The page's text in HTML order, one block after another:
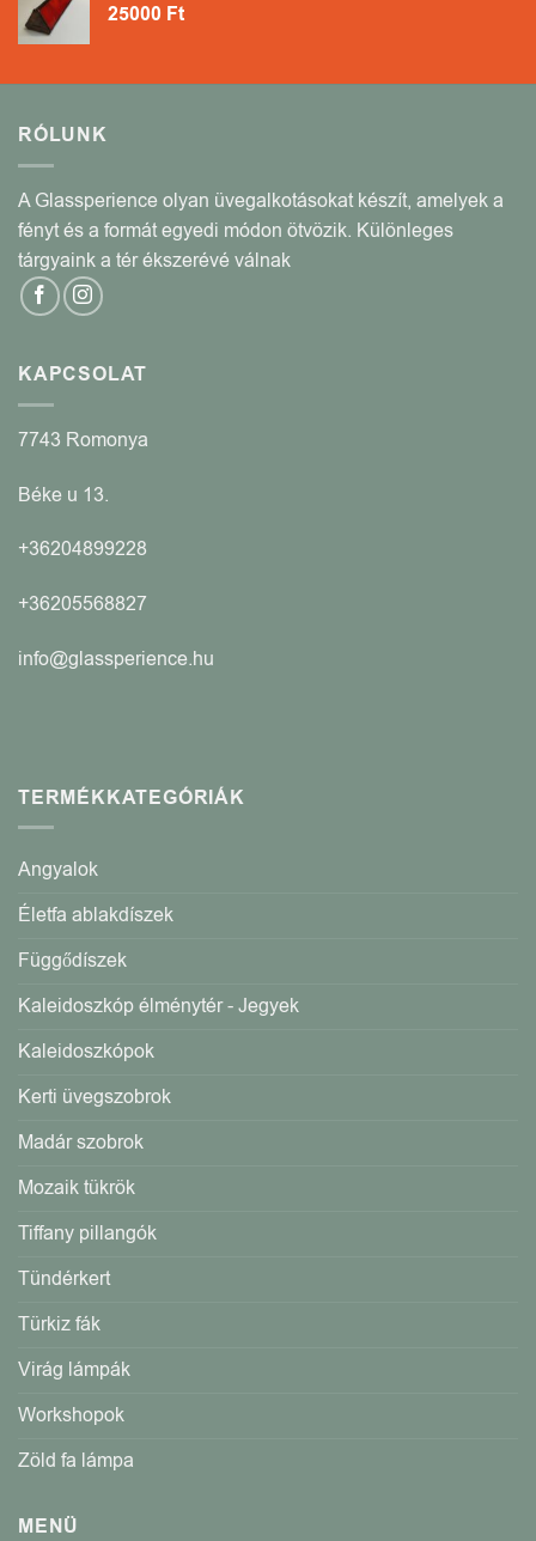
25000 Ft
RÓLUNK
A Glassperience olyan üvegalkotásokat készít, amelyek a
fényt és a formát egyedi módon ötvözik. Különleges
tárgyaink a tér ékszerévé válnak
KAPCSOLAT
7743 Romonya
Béke u 13.
+36204899228
+36205568827
info@glassperience.hu
TERMÉKKATEGÓRIÁK
Angyalok
Életfa ablakdíszek
Függődíszek
Kaleidoszkóp élménytér - Jegyek
Kaleidoszkópok
Kerti üvegszobrok
Madár szobrok
Mozaik tükrök
Tiffany pillangók
Tündérkert
Türkiz fák
Virág lámpák
Workshopok
Zöld fa lámpa
MENÜ